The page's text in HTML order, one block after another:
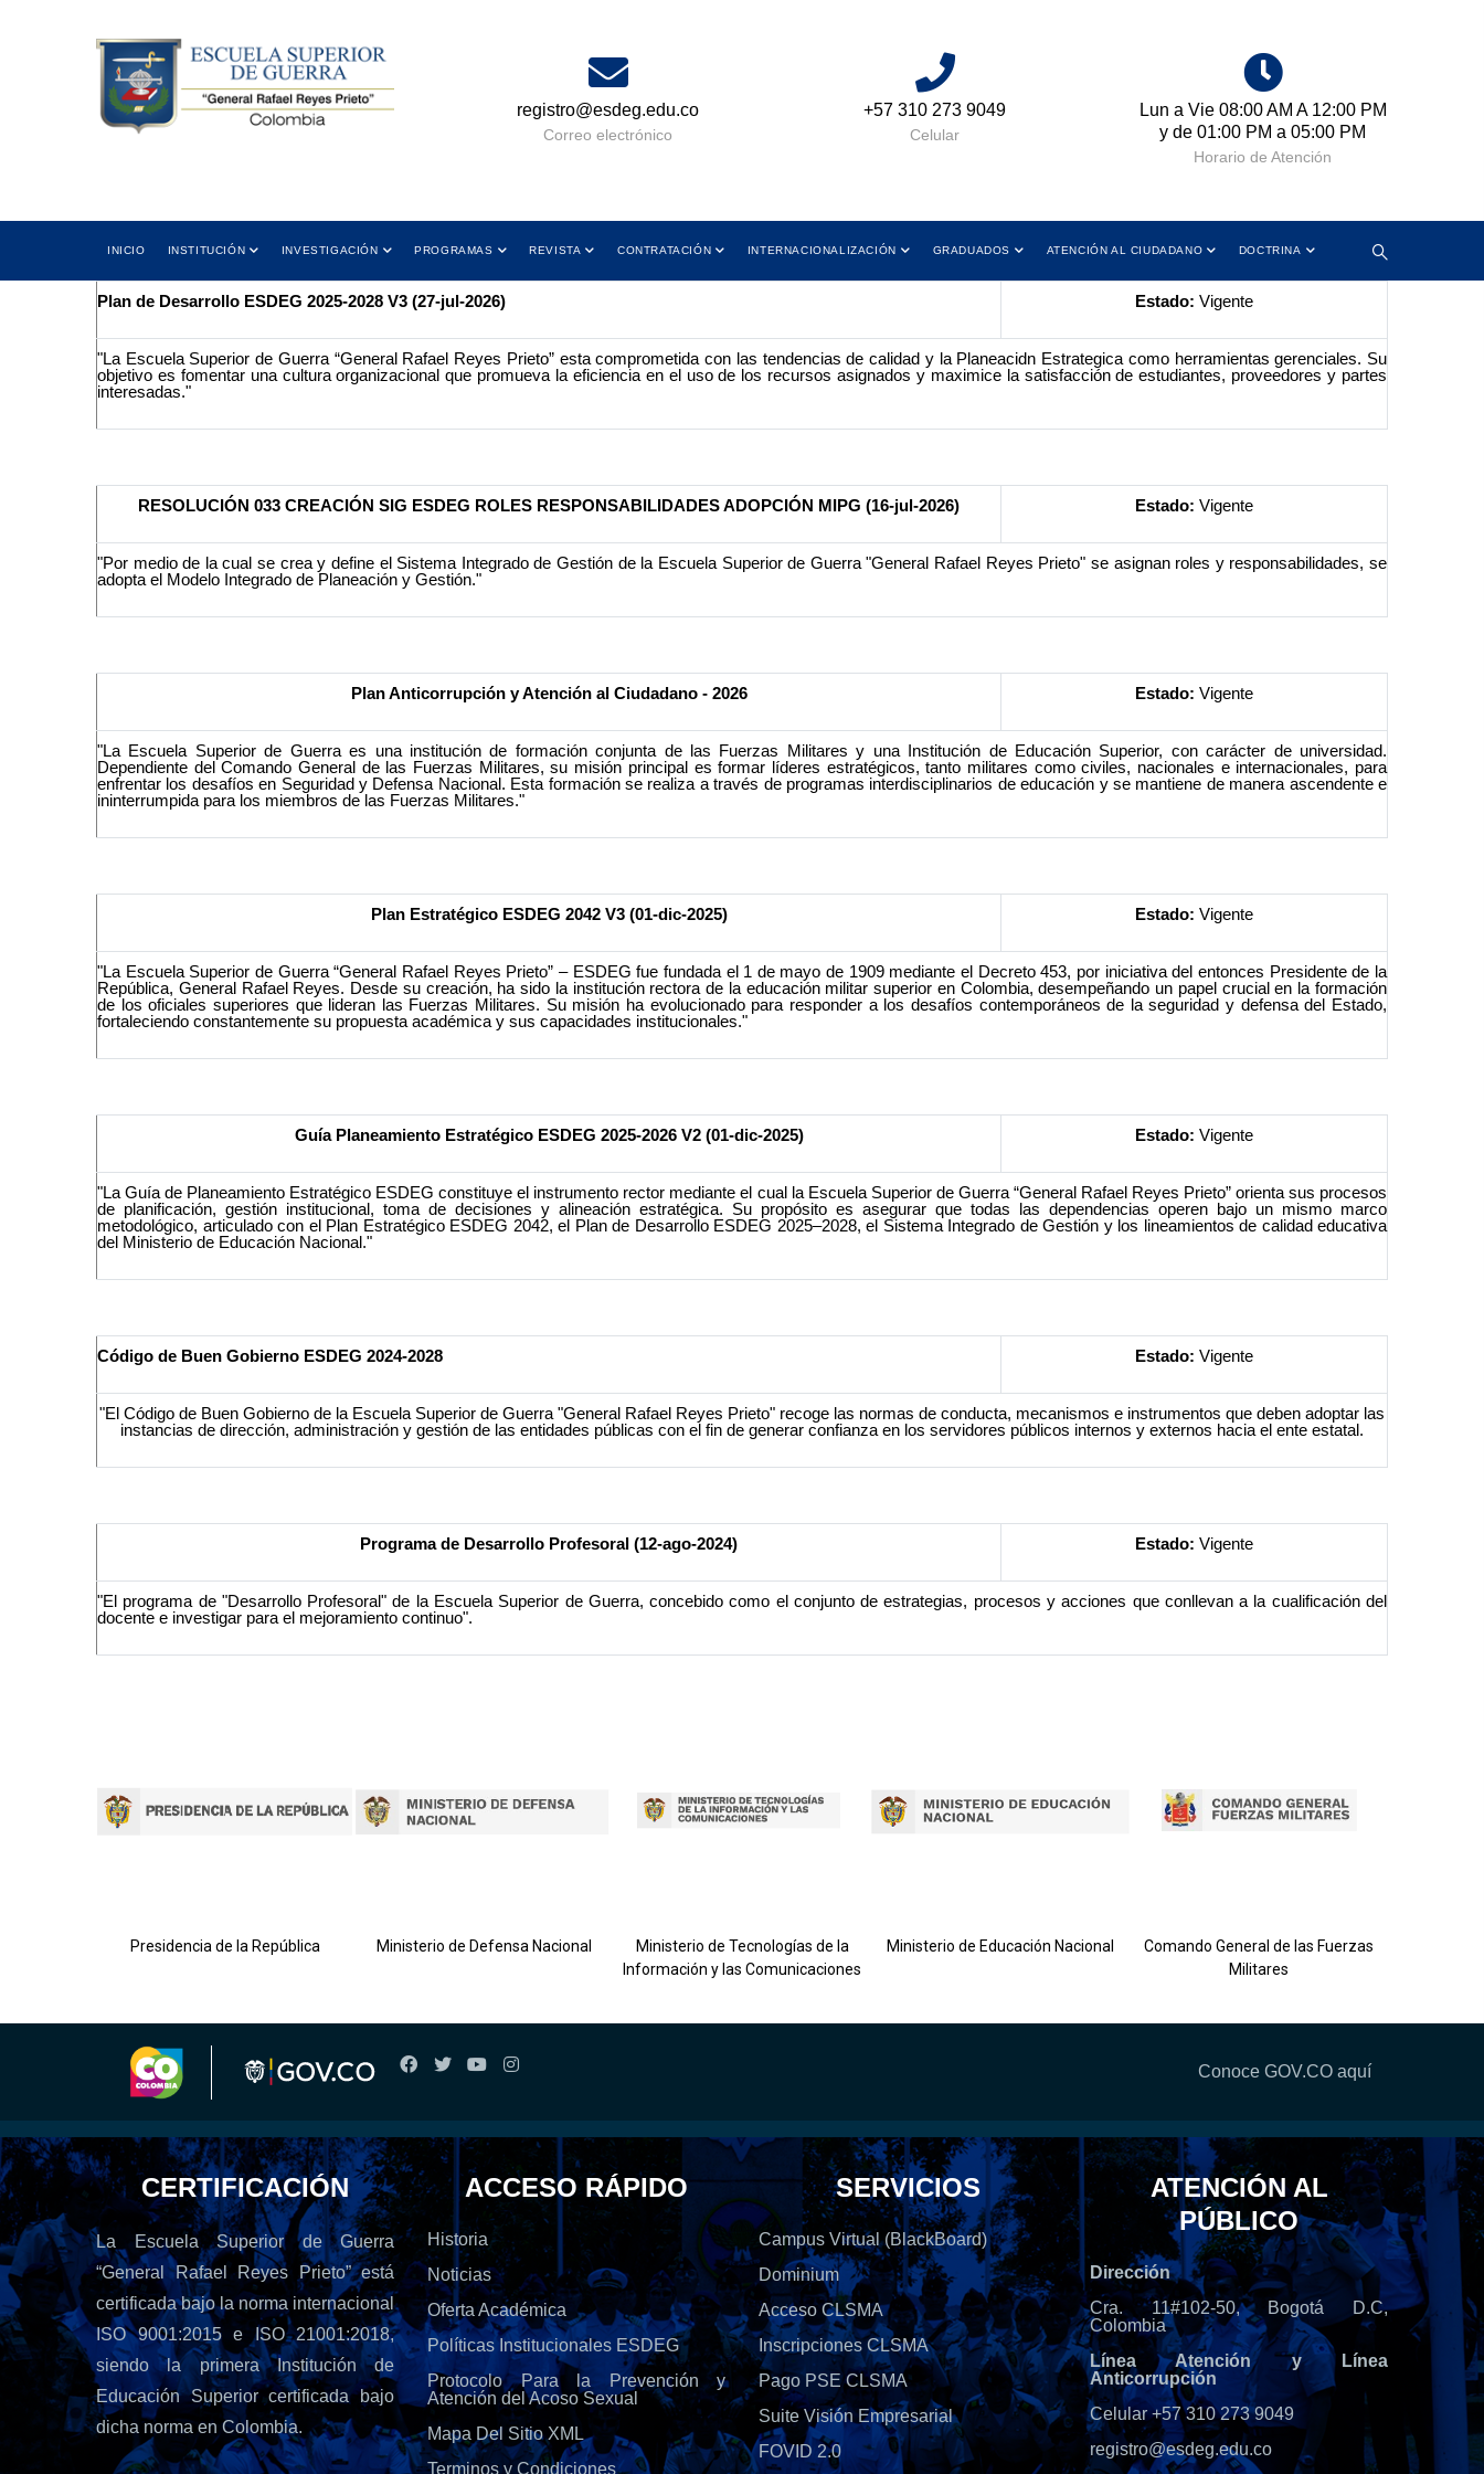
Cra 11 No. 102-50 Bogotá D.C.,
Colombia
registro@esdeg.edu.co
Correo electrónico
+57 310 273 9049
Celular
Lun a Vie 08:00 AM A 12:00 PM
y de 01:00 PM a 05:00 PM
Horario de Atención
Main
navigation
INICIO INSTITUCIÓN INVESTIGACIÓN PROGRAMAS REVISTA CONTRATACIÓN INTERNACIONALIZACIÓN GRADUADOS ATENCIÓN AL CIUDADANO DOCTRINA
Plan de Desarrollo ESDEG 2025-2028 V3 (27-jul-2026) Estado: Vigente
"La Escuela Superior de Guerra “General Rafael Reyes Prieto” esta comprometida con las tendencias de calidad y la Planeacidn Estrategica como herramientas gerenciales. Su
objetivo es fomentar una cultura organizacional que promueva la eficiencia en el uso de los recursos asignados y maximice la satisfacción de estudiantes, proveedores y partes
interesadas."
RESOLUCIÓN 033 CREACIÓN SIG ESDEG ROLES RESPONSABILIDADES ADOPCIÓN MIPG (16-jul-2026) Estado: Vigente
"Por medio de la cual se crea y define el Sistema Integrado de Gestión de la Escuela Superior de Guerra "General Rafael Reyes Prieto" se asignan roles y responsabilidades, se
adopta el Modelo Integrado de Planeación y Gestión."
Plan Anticorrupción y Atención al Ciudadano - 2026 Estado: Vigente
"La Escuela Superior de Guerra es una institución de formación conjunta de las Fuerzas Militares y una Institución de Educación Superior, con carácter de universidad.
Dependiente del Comando General de las Fuerzas Militares, su misión principal es formar líderes estratégicos, tanto militares como civiles, nacionales e internacionales, para
enfrentar los desafíos en Seguridad y Defensa Nacional. Esta formación se realiza a través de programas interdisciplinarios de educación y se mantiene de manera ascendente e
ininterrumpida para los miembros de las Fuerzas Militares."
Plan Estratégico ESDEG 2042 V3 (01-dic-2025) Estado: Vigente
"La Escuela Superior de Guerra “General Rafael Reyes Prieto” – ESDEG fue fundada el 1 de mayo de 1909 mediante el Decreto 453, por iniciativa del entonces Presidente de la
República, General Rafael Reyes. Desde su creación, ha sido la institución rectora de la educación militar superior en Colombia, desempeñando un papel crucial en la formación
de los oficiales superiores que lideran las Fuerzas Militares. Su misión ha evolucionado para responder a los desafíos contemporáneos de la seguridad y defensa del Estado,
fortaleciendo constantemente su propuesta académica y sus capacidades institucionales."
Guía Planeamiento Estratégico ESDEG 2025-2026 V2 (01-dic-2025) Estado: Vigente
"La Guía de Planeamiento Estratégico ESDEG constituye el instrumento rector mediante el cual la Escuela Superior de Guerra “General Rafael Reyes Prieto” orienta sus procesos
de planificación, gestión institucional, toma de decisiones y alineación estratégica. Su propósito es asegurar que todas las dependencias operen bajo un mismo marco
metodológico, articulado con el Plan Estratégico ESDEG 2042, el Plan de Desarrollo ESDEG 2025–2028, el Sistema Integrado de Gestión y los lineamientos de calidad educativa
del Ministerio de Educación Nacional."
Código de Buen Gobierno ESDEG 2024-2028 Estado: Vigente
"El Código de Buen Gobierno de la Escuela Superior de Guerra "General Rafael Reyes Prieto" recoge las normas de conducta, mecanismos e instrumentos que deben adoptar las
instancias de dirección, administración y gestión de las entidades públicas con el fin de generar confianza en los servidores públicos internos y externos hacia el ente estatal.
Programa de Desarrollo Profesoral (12-ago-2024) Estado: Vigente
"El programa de "Desarrollo Profesoral" de la Escuela Superior de Guerra, concebido como el conjunto de estrategias, procesos y acciones que conllevan a la cualificación del
docente e investigar para el mejoramiento continuo".
Presidencia de la República
Ministerio de Defensa Nacional
Ministerio de Tecnologías de la
Información y las Comunicaciones
Ministerio de Educación Nacional
Comando General de las Fuerzas
Militares
Conoce GOV.CO aquí
CERTIFICACIÓN
La Escuela Superior de Guerra
“General Rafael Reyes Prieto” está
certificada bajo la norma internacional
ISO 9001:2015 e ISO 21001:2018,
siendo la primera Institución de
Educación Superior certificada bajo
dicha norma en Colombia.
ACCESO RÁPIDO
Historia
Noticias
Oferta Académica
Políticas Institucionales ESDEG
Protocolo Para la Prevención y
Atención del Acoso Sexual
Mapa Del Sitio XML
Terminos y Condiciones
SERVICIOS
Campus Virtual (BlackBoard)
Dominium
Acceso CLSMA
Inscripciones CLSMA
Pago PSE CLSMA
Suite Visión Empresarial
FOVID 2.0
ATENCIÓN AL
PÚBLICO
Dirección
Cra. 11#102-50, Bogotá D.C,
Colombia
Línea Atención y Línea
Anticorrupción
Celular +57 310 273 9049
registro@esdeg.edu.co